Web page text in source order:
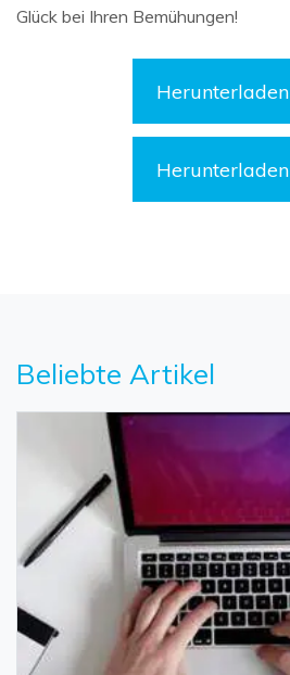
Glück bei Ihren Bemühungen!
Herunterladen
Herunterladen
Beliebte Artikel